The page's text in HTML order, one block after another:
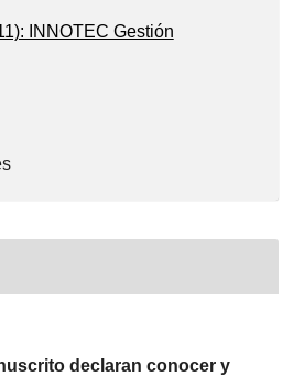
INNOTEC Gestión
declaran conocer y